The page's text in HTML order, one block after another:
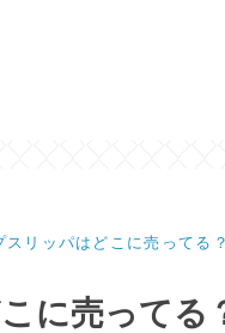
スリッパはどこに売ってる
に売ってる